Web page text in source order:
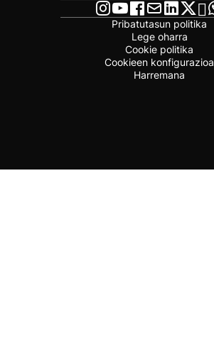
Pribatutasun politika
Lege oharra
Cookie politika
Cookieen konfigurazioa
Harremana